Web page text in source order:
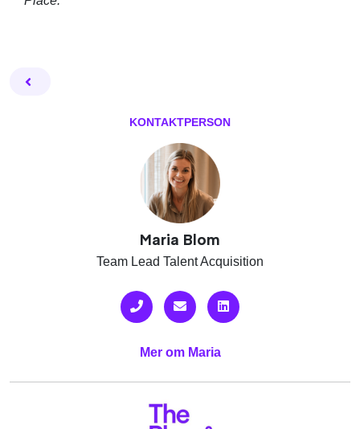
Facebook
KONTAKTPERSON
Maria Blom
Team Lead Talent Acquisition
Mer om Maria